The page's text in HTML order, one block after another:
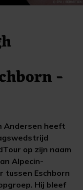
-
Andersen heeft
op zijn naam
Alpecin-
tussen Eschborn
Hij bleef